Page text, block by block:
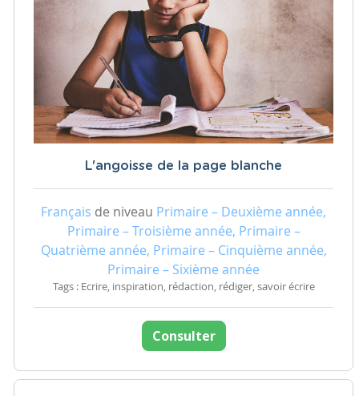
L'angoisse de la page blanche
Français de niveau Primaire – Deuxième année,
Primaire – Troisième année, Primaire –
Quatrième année, Primaire – Cinquième année,
Primaire – Sixième année
Tags : Ecrire, inspiration, rédaction, rédiger, savoir écrire
Consulter